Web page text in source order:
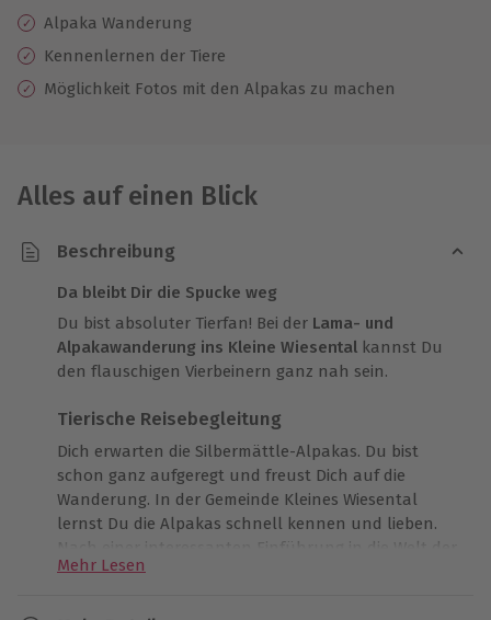
10 Jahre gültig & verlängerbar.
Alpaka Wanderung
Kennenlernen der Tiere
Möglichkeit Fotos mit den Alpakas zu machen
Alles auf einen Blick
Beschreibung
Da bleibt Dir die Spucke weg
Du bist absoluter Tierfan! Bei der Lama- und
Alpakawanderung ins Kleine Wiesental kannst Du
den flauschigen Vierbeinern ganz nah sein.
Tierische Reisebegleitung
Dich erwarten die Silbermättle-Alpakas. Du bist
schon ganz aufgeregt und freust Dich auf die
Wanderung. In der Gemeinde Kleines Wiesental
lernst Du die Alpakas schnell kennen und lieben.
Nach einer interessanten Einführung in die Welt der
flauschigen Vierbeiner darfst Du Deine
Mehr Lesen